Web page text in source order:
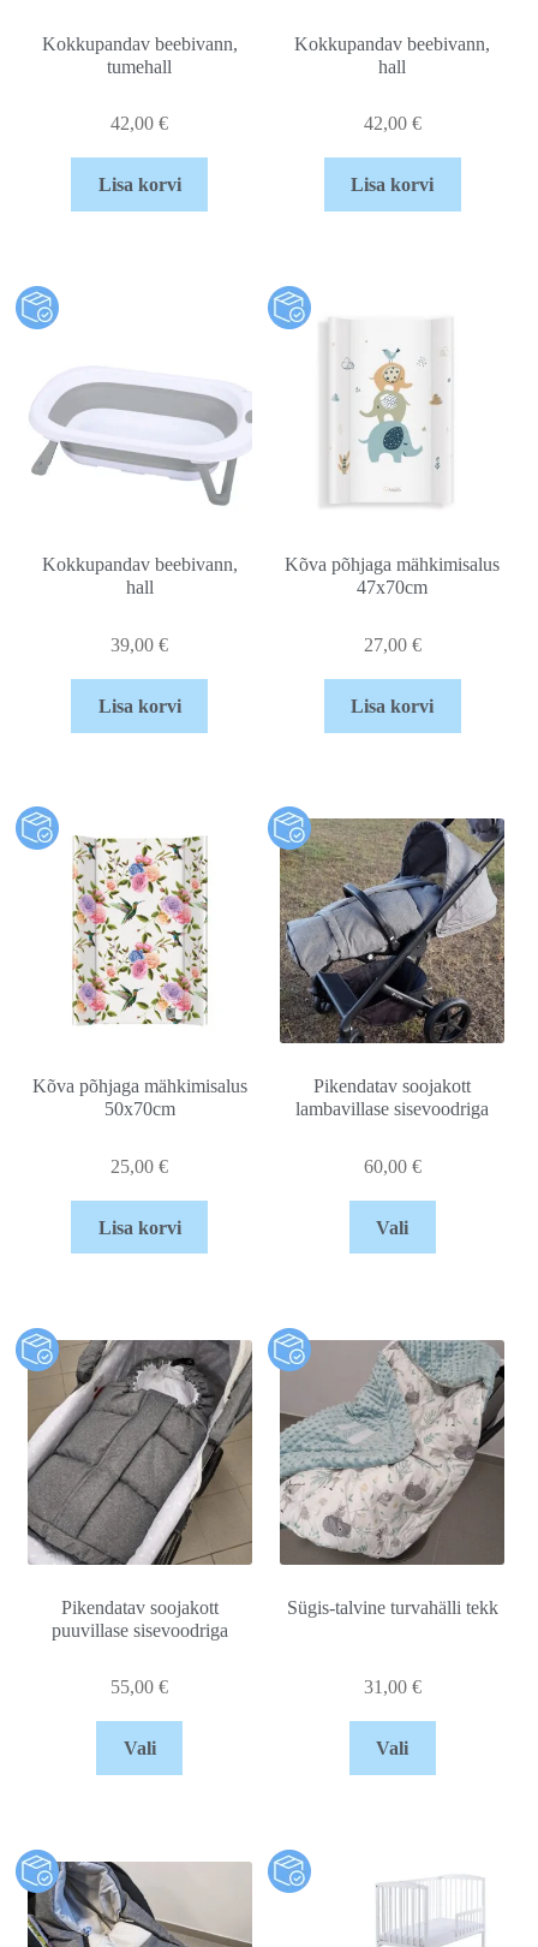
Kokkupandav beebivann,
tumehall
42,00€
Lisa korvi
Kokkupandav beebivann,
hall
42,00 €
Lisa korvi
Kokkupandav beebivann,
hall
39,00€
Lisa korvi
Kõva põhjaga mähkimisalus
47x70cm
27,00 €
Lisa korvi
Kõva põhjaga mähkimisalus
50x70cm
25,00€
Lisa korvi
Pikendatav soojakott
lambavillase sisevoodriga
60,00 €
Vali
Pikendatav soojakott
puuvillase sisevoodriga
55,00€
Vali
Sügis-talvine turvahälli tekk
31,00 €
Vali